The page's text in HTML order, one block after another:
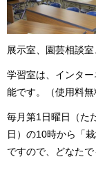
展示室、園芸相談
学習室は、インタ
能です。（使用料無
毎月第1日曜日（た
日）の10時から「
ですので、どなたで